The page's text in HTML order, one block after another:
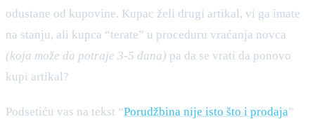
odustane od kupovine. Kupac želi drugi artikal, vi ga imate
na stanju, ali kupca “terate” u proceduru vraćanja novca
(koja može da potraje 3-5 dana) pa da se vrati da ponovo
kupi artikal?
Podsetiću vas na tekst “Porudžbina nije isto što i prodaja”